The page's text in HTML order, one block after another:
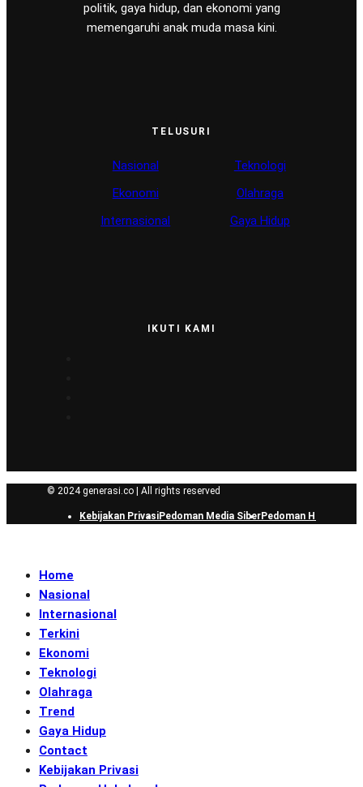
politik, gaya hidup, dan ekonomi yang
memengaruhi anak muda masa kini.
TELUSURI
Nasional
Ekonomi
Internasional
Teknologi
Olahraga
Gaya Hidup
IKUTI KAMI
© 2024 generasi.co | All rights reserved
Kebijakan PrivasiPedoman Media SiberPedoman Hak Jawab
Home
Nasional
Internasional
Terkini
Ekonomi
Teknologi
Olahraga
Trend
Gaya Hidup
Contact
Kebijakan Privasi